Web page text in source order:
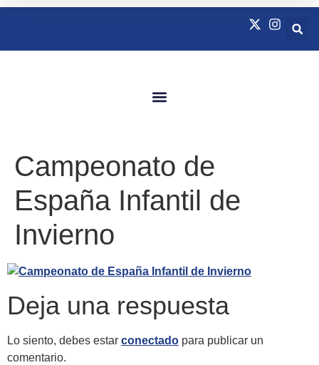
Campeonato de
España Infantil de
Invierno
Deja una respuesta
Lo siento, debes estar conectado para publicar un
comentario.